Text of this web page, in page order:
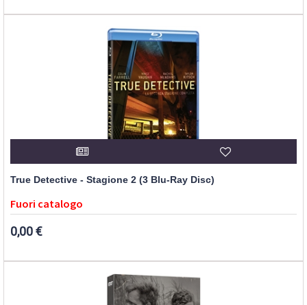
True Detective - Stagione 2 (3 Blu-Ray Disc)
Fuori catalogo
0,00 €